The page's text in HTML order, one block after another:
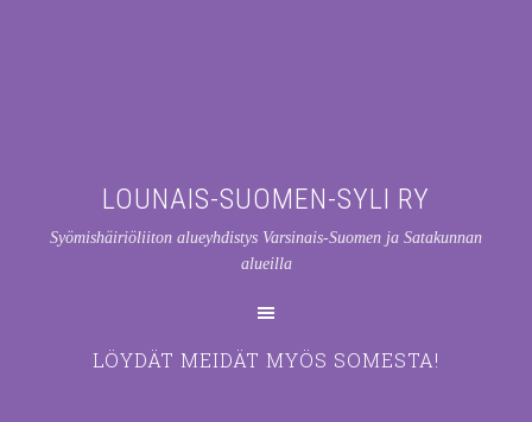
LOUNAIS-SUOMEN-SYLI RY
Syömishäiriöliiton alueyhdistys Varsinais-Suomen ja Satakunnan
alueilla
LÖYDÄT MEIDÄT MYÖS SOMESTA!